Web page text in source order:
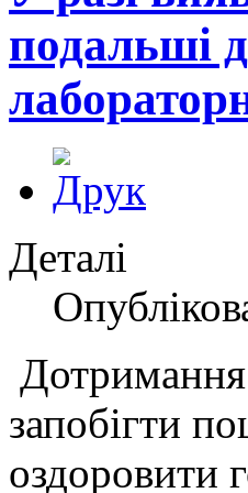
подальші
Деталі
Дотримання
запобігти
оздоровити